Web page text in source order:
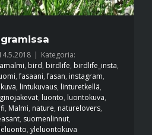
| Kategoria:
, bird, birdlife, birdlife_insta,
,fasaani,fasan, instagram,
, lintukuvaus, linturetkellä,
, luonto, luontokuva,
, Malmi, nature, naturelovers,
, suomenlinnut,
, yleluontokuva